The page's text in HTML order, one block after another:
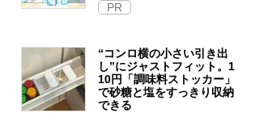
PR
“コンロ横の小さい引き出
し”にジャストフィット。1
10円「調味料ストッカー」
で砂糖と塩をすっきり収納
できる